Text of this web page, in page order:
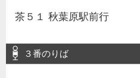
茶５１ 秋葉原駅前行
３番のりば